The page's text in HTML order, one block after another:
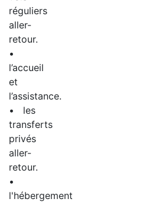
réguliers
aller-
retour.
•
l’accueil
et
l’assistance.
• les
transferts
privés
aller-
retour.
•
l'hébergement